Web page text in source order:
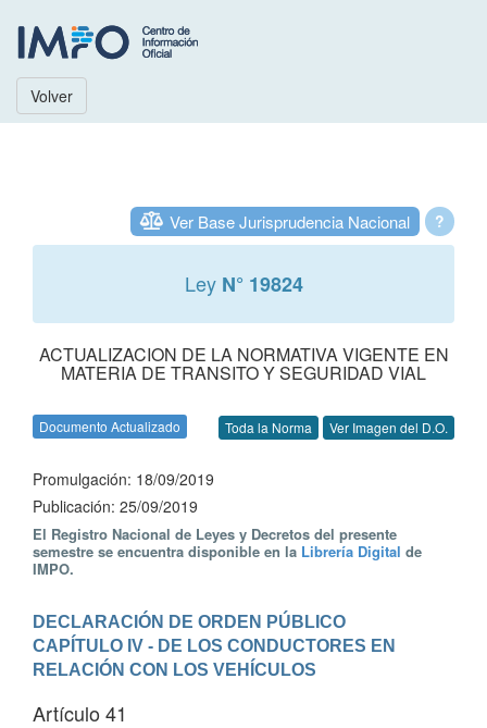
Volver
?
Ver Base Jurisprudencia Nacional
Ley N° 19824
ACTUALIZACION DE LA NORMATIVA VIGENTE EN
MATERIA DE TRANSITO Y SEGURIDAD VIAL
Documento Actualizado Toda la Norma Ver Imagen del D.O.
Promulgación: 18/09/2019
Publicación: 25/09/2019
El Registro Nacional de Leyes y Decretos del presente
semestre se encuentra disponible en la Librería Digital de
IMPO.
DECLARACIÓN DE ORDEN PÚBLICO
CAPÍTULO IV - DE LOS CONDUCTORES EN
RELACIÓN CON LOS VEHÍCULOS
Artículo 41